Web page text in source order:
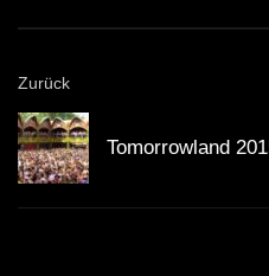
Die Zusammenarbeit
schafft ein einzigartiges
Die Musik von
Zurück
Tomorrowland